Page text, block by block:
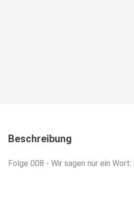
Beschreibung
Folge 008 - Wir sagen nur ein Wort: